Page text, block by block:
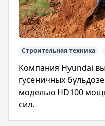
Строительная техника
Компания Hyundai
гусеничных
моделью HD100
сил.